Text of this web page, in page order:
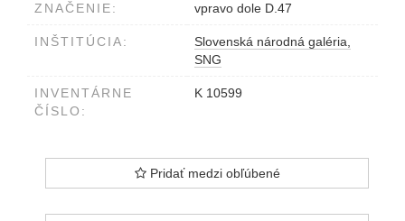
ZNAČENIE: vpravo dole D.47
INŠTITÚCIA:
Slovenská národná galéria,
SNG
INVENTÁRNE
ČÍSLO:
K 10599
Pridať medzi obľúbené